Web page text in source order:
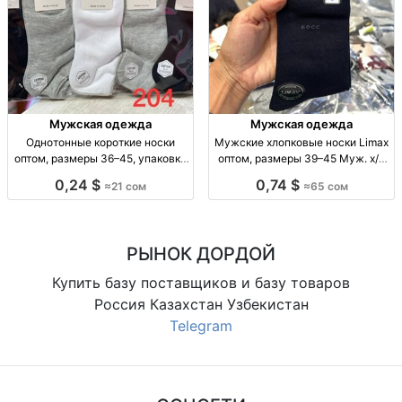
Мужская одежда
Однотонные короткие носки
оптом, размеры 36–45, упаковка
носки оптом, р-р 36–41 и 41–45,
0,24 $ ≈21 сом
Мужская одежда
Мужские хлопковые носки Limax
оптом, размеры 39–45 Муж. х/б
пар, 65 сом.
0,74 $ ≈65 сом
РЫНОК ДОРДОЙ
Купить базу поставщиков и базу товаров
Россия Казахстан Узбекистан
Telegram